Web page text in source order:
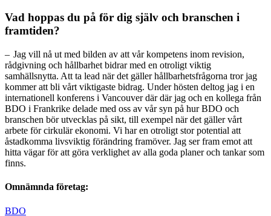
Vad hoppas du på för dig själv och branschen i
framtiden?
– Jag vill nå ut med bilden av att vår kompetens inom revision,
rådgivning och hållbarhet bidrar med en otroligt viktig
samhällsnytta. Att ta lead när det gäller hållbarhetsfrågorna tror jag
kommer att bli vårt viktigaste bidrag. Under hösten deltog jag i en
internationell konferens i Vancouver där där jag och en kollega från
BDO i Frankrike delade med oss av vår syn på hur BDO och
branschen bör utvecklas på sikt, till exempel när det gäller vårt
arbete för cirkulär ekonomi. Vi har en otroligt stor potential att
åstadkomma livsviktig förändring framöver. Jag ser fram emot att
hitta vägar för att göra verklighet av alla goda planer och tankar som
finns.
Omnämnda företag:
BDO